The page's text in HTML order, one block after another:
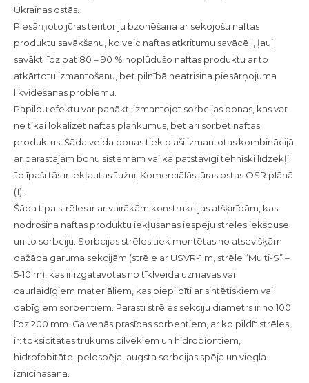
Ukrainas ostās.
Piesārņoto jūras teritoriju bzonēšana ar sekojošu naftas
produktu savākšanu, ko veic naftas atkritumu savācēji, ļauj
savākt līdz pat 80 – 90 % noplūdušo naftas produktu ar to
atkārtotu izmantošanu, bet pilnībā neatrisina piesārņojuma
likvidēšanas problēmu.
Papildu efektu var panākt, izmantojot sorbcijas bonas, kas var
ne tikai lokalizēt naftas plankumus, bet arī sorbēt naftas
produktus. Šāda veida bonas tiek plaši izmantotas kombinācijā
ar parastajām bonu sistēmām vai kā patstāvīgi tehniski līdzekļi.
Jo īpaši tās ir iekļautas Južnij Komerciālās jūras ostas OSR plānā
(1).
Šāda tipa strēles ir ar vairākām konstrukcijas atšķirībām, kas
nodrošina naftas produktu iekļūšanas iespēju strēles iekšpusē
un to sorbciju. Sorbcijas strēles tiek montētas no atsevišķām
dažāda garuma sekcijām (strēle ar USVR-1 m, strēle “Multi-S” –
5-10 m), kas ir izgatavotas no tīklveida uzmavas vai
caurlaidīgiem materiāliem, kas piepildīti ar sintētiskiem vai
dabīgiem sorbentiem. Parasti strēles sekciju diametrs ir no 100
līdz 200 mm. Galvenās prasības sorbentiem, ar ko pildīt strēles,
ir: toksicitātes trūkums cilvēkiem un hidrobiontiem,
hidrofobitāte, peldspēja, augsta sorbcijas spēja un viegla
iznīcināšana.